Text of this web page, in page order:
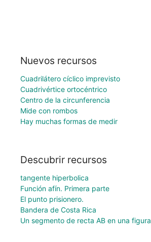
Nuevos recursos
Cuadrilátero cíclico imprevisto
Cuadrivértice ortocéntrico
Centro de la circunferencia
Mide con rombos
Hay muchas formas de medir
Descubrir recursos
tangente hiperbolica
Función afín. Primera parte
El punto prisionero.
Bandera de Costa Rica
Un segmento de recta AB en una figura